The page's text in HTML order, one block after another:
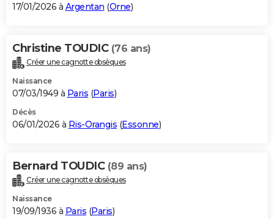
17/01/2026 à Argentan (Orne)
Christine TOUDIC (76 ans)
Créer une cagnotte obsèques
Naissance
07/03/1949 à Paris (Paris)
Décès
06/01/2026 à Ris-Orangis (Essonne)
Bernard TOUDIC (89 ans)
Créer une cagnotte obsèques
Naissance
19/09/1936 à Paris (Paris)